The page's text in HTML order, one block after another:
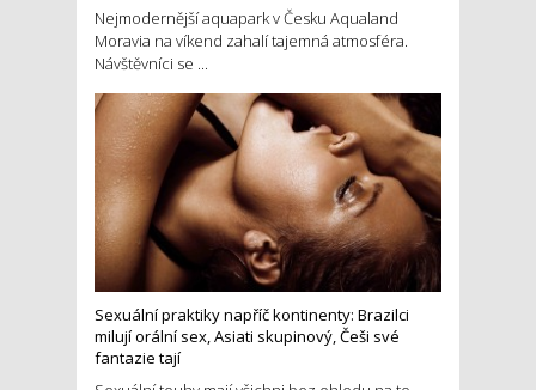
Nejmodernější aquapark v Česku Aqualand
Moravia na víkend zahalí tajemná atmosféra.
Návštěvníci se ...
Sexuální praktiky napříč kontinenty: Brazilci
milují orální sex, Asiati skupinový, Češi své
fantazie tají